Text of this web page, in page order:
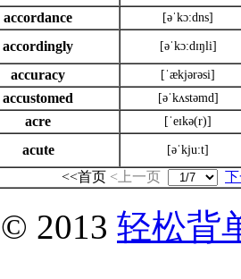
accordance [əˈkɔ:dns]
accordingly [əˈkɔ:dɪŋli]
accuracy [ˈækjərəsi]
accustomed [əˈkʌstəmd]
acre [ˈeɪkə(r)]
acute [əˈkju:t]
<<首页 <上一页
2013 轻松背